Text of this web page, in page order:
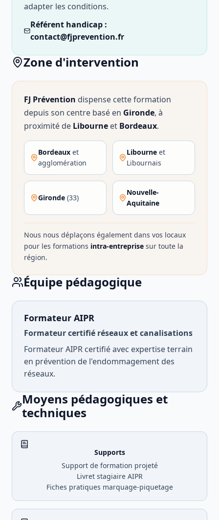
adapter les conditions.
Référent handicap :
contact@fjprevention.fr
Zone d'intervention
FJ Prévention dispense cette formation
depuis son centre basé en Gironde, à
proximité de Libourne et Bordeaux.
Bordeaux et
agglomération
Libourne et
Libournais
Gironde (33)
Nouvelle-
Aquitaine
Nous nous déplaçons également dans vos locaux
pour les formations intra-entreprise sur toute la
région.
Équipe pédagogique
Formateur AIPR
Formateur certifié réseaux et canalisations
Formateur AIPR certifié avec expertise terrain
en prévention de l'endommagement des
réseaux.
Moyens pédagogiques et
techniques
Supports
Support de formation projeté
Livret stagiaire AIPR
Fiches pratiques marquage-piquetage